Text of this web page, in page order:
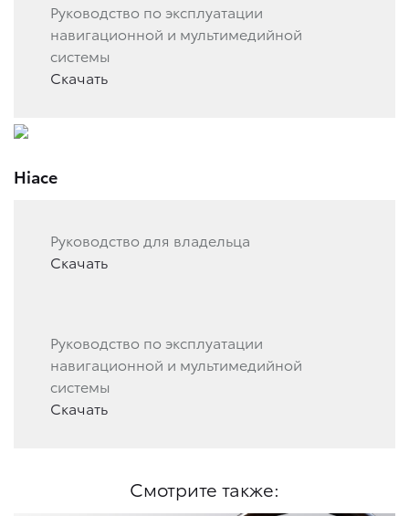
Руководство по эксплуатации
навигационной и мультимедийной
системы
Скачать
Hiace
Руководство для владельца
Скачать
Руководство по эксплуатации
навигационной и мультимедийной
системы
Скачать
Смотрите также: